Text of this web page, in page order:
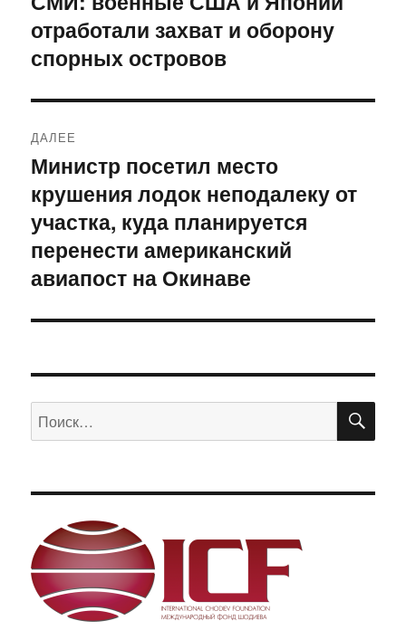
записям
запись:
отработали захват и оборону
спорных островов
ДАЛЕЕ
Следующая
запись:
Министр посетил место
крушения лодок неподалеку от
участка, куда планируется
перенести американский
авиапост на Окинаве
Искать: